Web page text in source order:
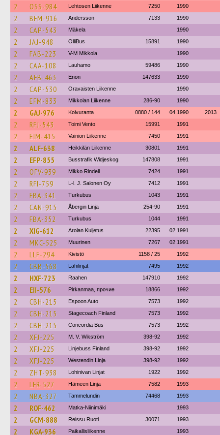
2 OSS-984 Lehtosen Liikenne 7250 1990
2 BFM-916 Andersson 7133 1990
2 CAP-543 Mäkela 1990
2 JAJ-948 OlliBus 15891 1990
2 FAB-223 V-M Mikkola 1990
2 CAA-108 Lauhamo 59486 1990
2 AFB-463 Enon 147633 1990
2 CAP-530 Oravaisten Liikenne 1990
2 EFM-833 Mikkolan Liikenne 286-90 1990
2 GAJ-976 Koivuranta 0880 / 144 04.1990 2013
2 RFJ-543 Toimi Vento 15991 1991
2 EIM-415 Vainion Liikenne 7450 1991
2 ALF-638 Heikkilän Liikenne 30801 1991
2 EFP-855 Busstrafik Widjeskog 147808 1991
2 OFV-939 Mikko Rindell 7424 1991
2 RFI-759 L-l. J. Salonen Oy 7412 1991
2 FBA-341 Turkubus 1043 1991
2 CAN-915 Åbergin Linja 254-90 1991
2 FBA-352 Turkubus 1044 1991
2 XIG-612 Arolan Kuljetus 22395 02.1991
2 MKC-525 Muurinen 7267 02.1991
2 LLF-294 Kivistö 1158 / 25 1992
2 CBB-568 Lähilinjat 7495 1992
2 HXF-723 Raahen 147910 1992
2 EII-576 Pirkanmaa, прочие 18866 1992
2 CBH-215 Espoon Auto 7573 1992
2 CBH-215 Stagecoach Finland 7573 1992
2 CBH-215 Concordia Bus 7573 1992
2 XFJ-225 M. V. Wikström 398-92 1992
2 XFJ-225 Linjebuss Finland 398-92 1992
2 XFJ-225 Westendin Linja 398-92 1992
2 ZHT-938 Lohinivan Linjat 1922 1992
2 LFR-527 Hämeen Linja 7582 1993
2 NBA-327 Tammelundin 74468 1993
2 ROF-462 Matka-Niinimäki 1993
2 GCM-888 Reissu Ruoti 30071 1993
2 KGA-936 Paikallisliikenne 1993